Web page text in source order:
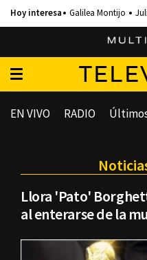
Galilea Montijo
EN VIVO RADIO
Llora 'Pato'
al enterarse de la